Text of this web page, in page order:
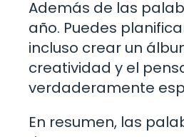
Además de las
año. Puedes
incluso crear un
creatividad y el
verdaderamente
En resumen, las